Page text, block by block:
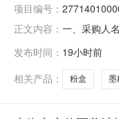
项目编号：
正文内容： 一、采购人
CAT6A类万
发布时间： 19小时前
相关产品：
粉盒 墨